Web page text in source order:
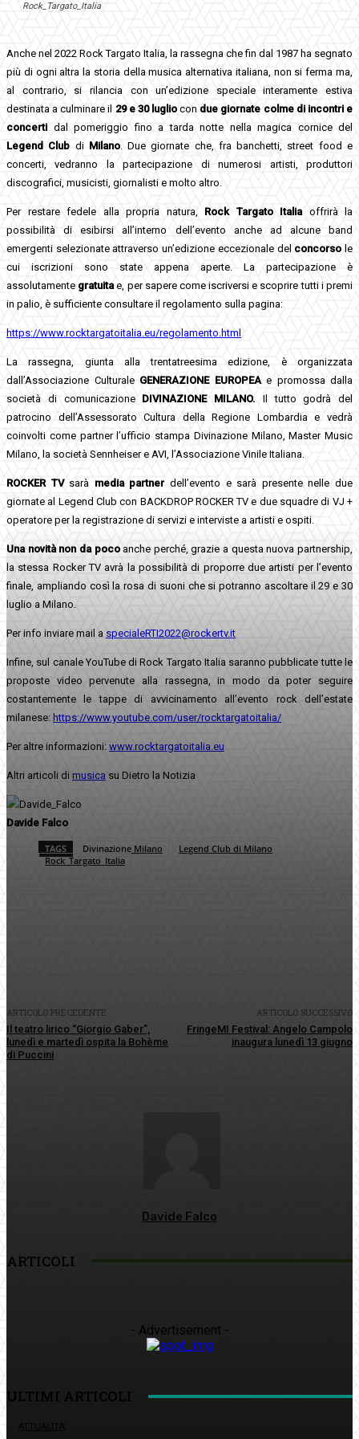
Rock_Targato_Italia
Anche nel 2022 Rock Targato Italia, la rassegna che fin dal 1987 ha segnato
più di ogni altra la storia della musica alternativa italiana, non si ferma ma,
al contrario, si rilancia con un’edizione speciale interamente estiva
destinata a culminare il 29 e 30 lugliocon due giornate colme di incontri e
concerti dal pomeriggio fino a tarda notte nella magica cornice del
Legend Club di Milano. Due giornate che, fra banchetti, street food e
concerti, vedranno la partecipazione di numerosi artisti, produttori
discografici, musicisti, giornalisti e molto altro.
Per restare fedele alla propria natura, Rock Targato Italiaoffrirà la
possibilità di esibirsi all’interno dell’evento anche ad alcune band
emergenti selezionate attraverso un’edizione eccezionale del concorso le
cui iscrizioni sono state appena aperte. La partecipazione è
assolutamente gratuita e, per sapere come iscriversi e scoprire tutti i premi
in palio, è sufficiente consultare il regolamento sulla pagina:
https://www.rocktargatoitalia.eu/regolamento.html
La rassegna, giunta alla trentatreesima edizione, è organizzata
dall’Associazione Culturale GENERAZIONE EUROPEAe promossa dalla
società di comunicazione DIVINAZIONE MILANO. Il tutto godrà del
patrocino dell’Assessorato Cultura della Regione Lombardia e vedrà
coinvolti come partner l’ufficio stampa Divinazione Milano, Master Music
Milano, la società Sennheiser e AVI, l’Associazione Vinile Italiana.
ROCKER TVsarà media partnerdell’evento e sarà presente nelle due
giornate al Legend Club con BACKDROP ROCKER TV e due squadre di VJ +
operatore per la registrazione di servizi e interviste a artisti e ospiti.
Una novità non da pocoanche perché, grazie a questa nuova partnership,
la stessa Rocker TV avrà la possibilità di proporre due artisti per l’evento
finale, ampliando così la rosa di suoni che si potranno ascoltare il 29 e 30
luglio a Milano.
Per info inviare mail a specialeRTI2022@rockertv.it
Infine, sul canale YouTube di Rock Targato Italia saranno pubblicate tutte le
proposte video pervenute alla rassegna, in modo da poter seguire
costantemente le tappe di avvicinamento all’evento rock dell’estate
milanese: https://www.youtube.com/user/rocktargatoitalia/
Per altre informazioni: www.rocktargatoitalia.eu
Altri articoli di musica su Dietro la Notizia
Davide Falco
TAGS Divinazione Milano
Legend Club di Milano
Rock_Targato_Italia
ARTICOLO PRECEDENTE
Il teatro lirico “Giorgio Gaber”,
lunedì e martedì ospita la Bohème
di Puccini
ARTICOLO SUCCESSIVO
FringeMI Festival: Angelo Campolo
inaugura lunedì 13 giugno
Davide Falco
ARTICOLI
- Advertisement -
ULTIMI ARTICOLI